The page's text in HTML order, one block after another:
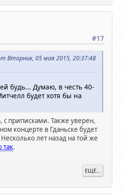
#17
Вторник, 05 мая 2015, 20:37:48
будь... Думаю, в честь 40-
будет хотя бы на
с приписками. Также уверен,
концерте в Гданьске будет
лет назад на той же
так.
ЕЩЁ...